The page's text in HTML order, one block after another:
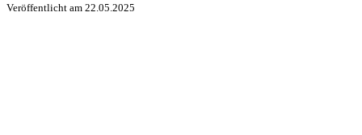
Veröffentlicht am 22.05.2025